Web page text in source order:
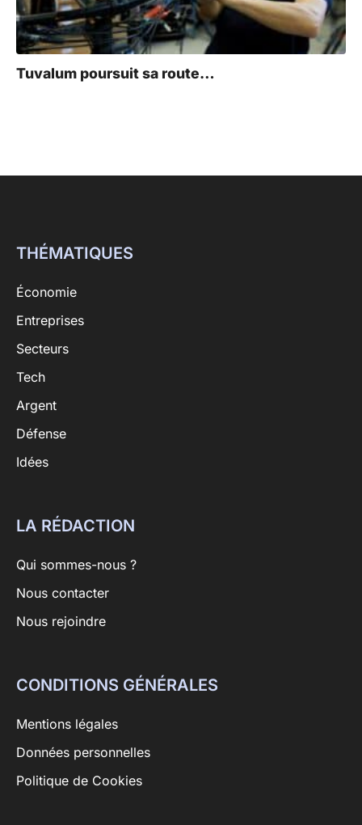
Tuvalum poursuit sa route…
THÉMATIQUES
Économie
Entreprises
Secteurs
Tech
Argent
Défense
Idées
LA RÉDACTION
Qui sommes-nous ?
Nous contacter
Nous rejoindre
CONDITIONS GÉNÉRALES
Mentions légales
Données personnelles
Politique de Cookies